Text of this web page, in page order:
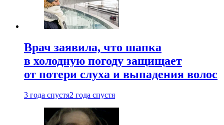
Врач заявила, что шапка
в холодную погоду защищает
от потери слуха и выпадения волос
3 года спустя2 года спустя